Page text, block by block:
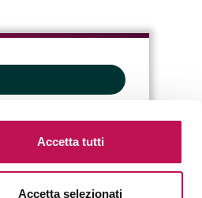
Accetta tutti
Accetta selezionati